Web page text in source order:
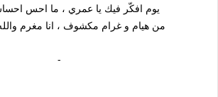
يوم افكّر فيك يا عمري ، ما احس
من هيام و غرام مكشوف ، انا مغرم
-